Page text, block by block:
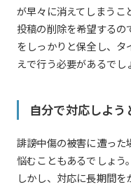
が早々に消えてしまうこ
投稿の削除を希望する
をしっかりと保全し、
えで行う必要があるでし
自分で対応しよう
誹謗中傷の被害に遭った
悩むこともあるでしょう。
しかし、対応に長期間を